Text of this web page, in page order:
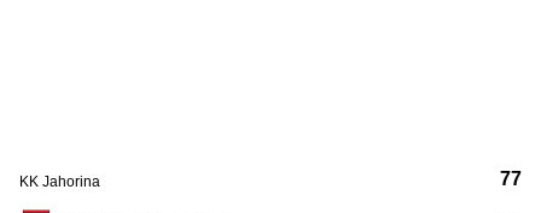
KK Jahorina 77